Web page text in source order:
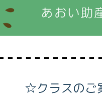
☆クラスの